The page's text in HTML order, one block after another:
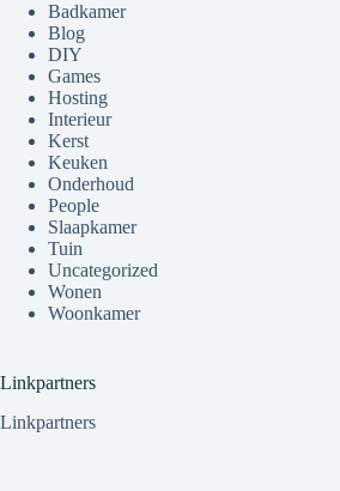
Badkamer
Blog
DIY
Games
Hosting
Interieur
Kerst
Keuken
Onderhoud
People
Slaapkamer
Tuin
Uncategorized
Wonen
Woonkamer
Linkpartners
Linkpartners